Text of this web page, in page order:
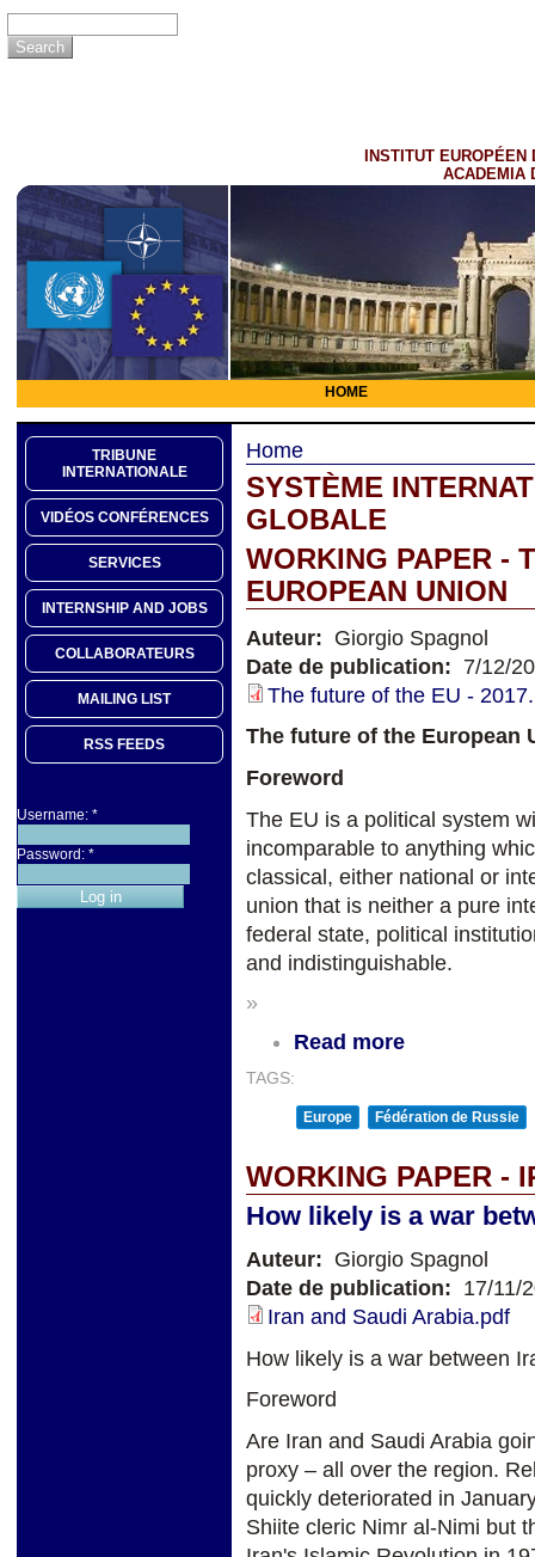
INSTITUT EUROPÉEN
ACADEMIA
HOME
TRIBUNE
INTERNATIONALE
VIDÉOS CONFÉRENCES
SERVICES
INTERNSHIP AND JOBS
COLLABORATEURS
MAILING LIST
RSS FEEDS
Username: *
Password: *
Home
SYSTÈME
GLOBALE
WORKING PAPER -
EUROPEAN UNION
Auteur: Giorgio Spagnol
Date de publication: 7/12/
The future of the EU -
The future of the European
Foreword
The EU is a political system
incomparable to anything
classical, either national or
union that is neither a pure
federal state, political
and indistinguishable.
»
Read more
TAGS:
Europe Fédération de Russie
WORKING PAPER -
How likely is a war
Auteur: Giorgio Spagnol
Date de publication: 17/11/
Iran and Saudi Arabia.pdf
How likely is a war between
Foreword
Are Iran and Saudi Arabia
proxy – all over the region.
quickly deteriorated in
Shiite cleric Nimr al-Nimi but